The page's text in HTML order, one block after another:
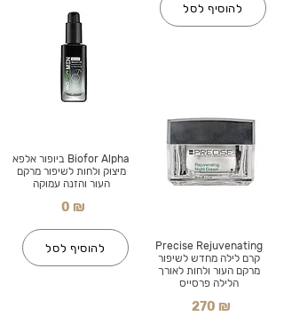
Biofor Alpha ביופור אלפא
מיצוק ולחות לשיפור מרקם
העור והזנה עמוקה
0 ₪
להוסיף לסל
להוסיף לסל
Precise Rejuvenating
קרם לילה מחדש לשיפור
מרקם העור ולחות לאורך
הלילה פרסייס
270 ₪